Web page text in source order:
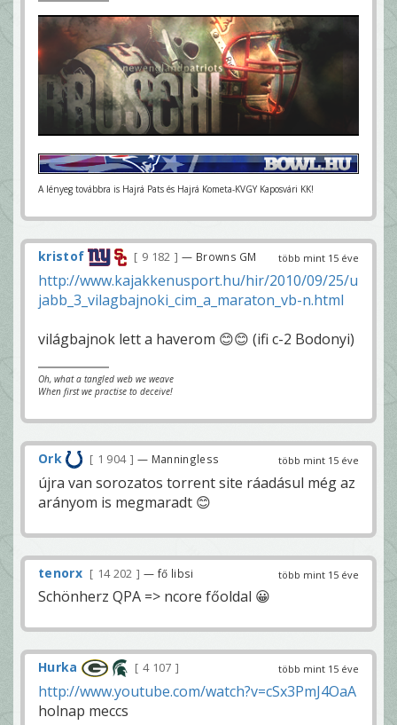
A lényeg továbbra is Hajrá Pats és Hajrá Kometa-KVGY Kaposvári KK!
több mint 15 éve
kristof 9 182 — Browns GM
http://www.kajakkenusport.hu/hir/2010/09/25/u
jabb_3_vilagbajnoki_cim_a_maraton_vb-n.html
világbajnok lett a haverom 😊😊 (ifi c-2 Bodonyi)
Oh, what a tangled web we weave
When first we practise to deceive!
több mint 15 éve
Ork 1 904 — Manningless
újra van sorozatos torrent site ráadásul még az
arányom is megmaradt 😊
több mint 15 éve
tenorx 14 202 — fő libsi
Schönherz QPA => ncore főoldal 😀
több mint 15 éve
Hurka 4 107
http://www.youtube.com/watch?v=cSx3PmJ4OaA
holnap meccs